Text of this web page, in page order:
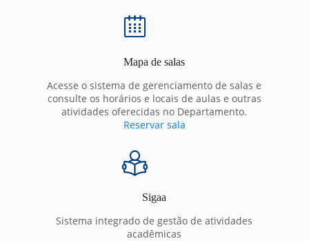
Mapa de salas
Acesse o sistema de gerenciamento de salas e
consulte os horários e locais de aulas e outras
atividades oferecidas no Departamento.
Reservar sala
Sigaa
Sistema integrado de gestão de atividades
acadêmicas